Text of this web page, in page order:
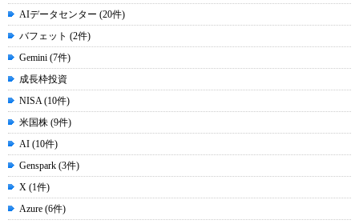
AIデータセンター (20件)
バフェット (2件)
Gemini (7件)
成長枠投資
NISA (10件)
米国株 (9件)
AI (10件)
Genspark (3件)
X (1件)
Azure (6件)